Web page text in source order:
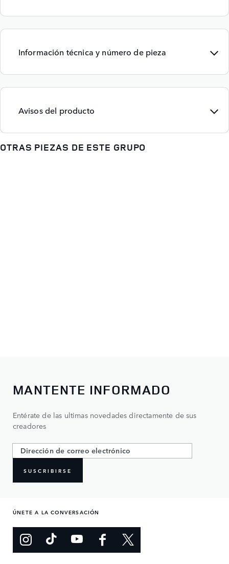
Información técnica y número de pieza
Avisos del producto
OTRAS PIEZAS DE ESTE GRUPO
MANTENTE INFORMADO
Entérate de las ultimas novedades directamente de sus
creadores
SUSCRIBIRSE
ÚNETE A LA CONVERSACIÓN